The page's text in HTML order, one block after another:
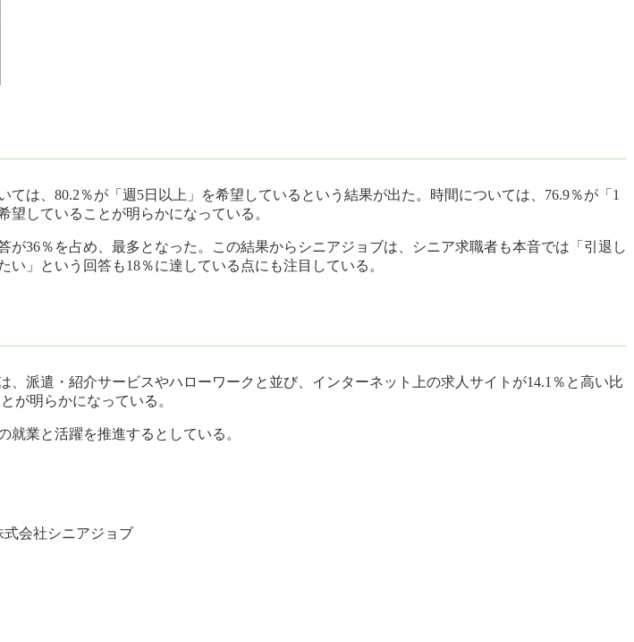
は、80.2％が「週5日以上」を希望しているという結果が出た。時間については、76.9％が「1
していることが明らかになっている。
36％を占め、最多となった。この結果からシニアジョブは、シニア求職者も本音では「引退し
」という回答も18％に達している点にも注目している。
派遣・紹介サービスやハローワークと並び、インターネット上の求人サイトが14.1％と高い比
が明らかになっている。
業と活躍を推進するとしている。
会社シニアジョブ